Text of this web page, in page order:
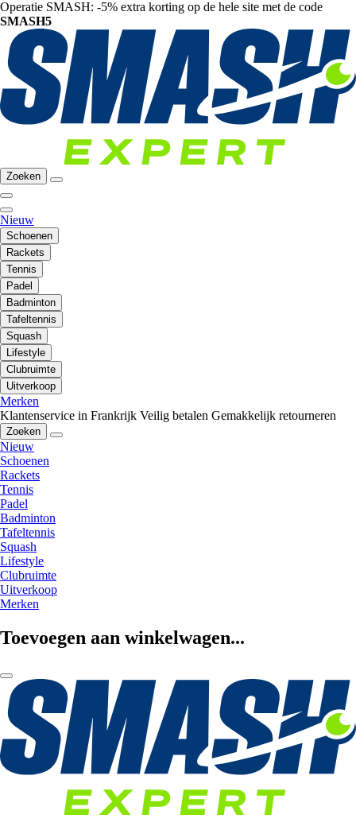
Operatie SMASH: -5% extra korting op de hele site met de code
SMASH5
Zoeken
Nieuw
Schoenen
Rackets
Tennis
Padel
Badminton
Tafeltennis
Squash
Lifestyle
Clubruimte
Uitverkoop
Merken
Klantenservice in Frankrijk Veilig betalen Gemakkelijk retourneren
Zoeken
Nieuw
Schoenen
Rackets
Tennis
Padel
Badminton
Tafeltennis
Squash
Lifestyle
Clubruimte
Uitverkoop
Merken
Toevoegen aan winkelwagen...